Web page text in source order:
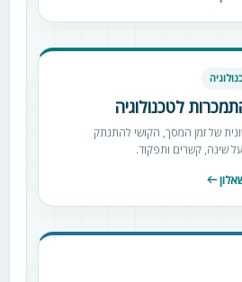
לטכנולוגיה
של זמן המסך, הקושי להתנתק
שינה, קשרים ותפקוד.